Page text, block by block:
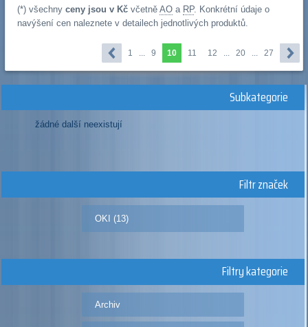
(*) všechny ceny jsou v Kčvčetně AOa RP. Konkrétní údaje o
navýšení cen naleznete v detailech jednotlivých produktů.
1 ... 9 10 11 12 ... 20 ... 27
Subkategorie
žádné další neexistují
Filtr značek
OKI (13)
Filtry kategorie
Archiv